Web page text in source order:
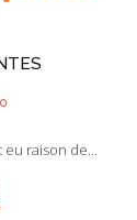
eu raison de...